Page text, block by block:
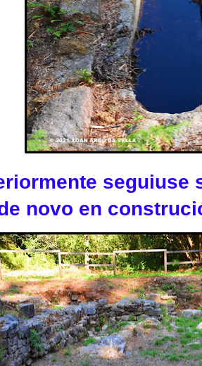
seguiuse
novo en